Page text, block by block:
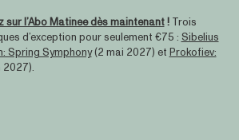
sur l’Abo Matinee dès maintenant! Trois
d’exception pour seulement €75 : Sibelius
Spring Symphony(2 mai 2027) et Prokofiev:
2027).